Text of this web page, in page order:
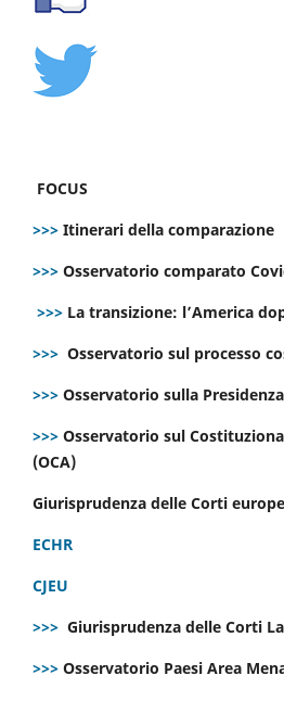
FOCUS
>>> Itinerari della comparazione
>>> Osservatorio comparato
>>> La transizione: l’America
>>> Osservatorio sul processo
>>> Osservatorio sulla
>>> Osservatorio sul
(OCA)
Giurisprudenza delle Corti
ECHR
CJEU
>>> Giurisprudenza delle Corti
>>> Osservatorio Paesi Area